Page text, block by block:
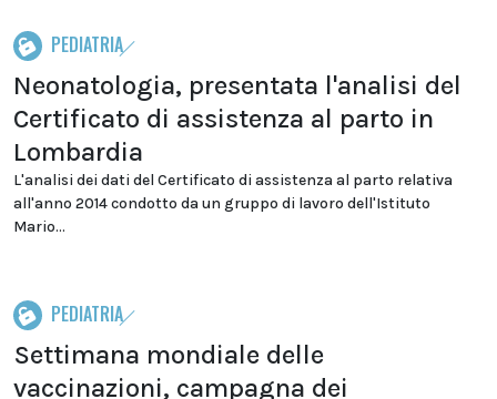
PEDIATRIA
Neonatologia, presentata l'analisi del
Certificato di assistenza al parto in
Lombardia
L'analisi dei dati del Certificato di assistenza al parto relativa
all'anno 2014 condotto da un gruppo di lavoro dell'Istituto
Mario...
PEDIATRIA
Settimana mondiale delle
vaccinazioni, campagna dei